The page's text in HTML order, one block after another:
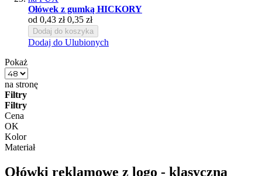
Ołówek z gumką HICKORY
od 0,43 zł 0,35 zł
Dodaj do koszyka
Dodaj do Ulubionych
Pokaż
na stronę
Filtry
Filtry
Cena
OK
Kolor
Materiał
Ołówki reklamowe z logo - klasyczna